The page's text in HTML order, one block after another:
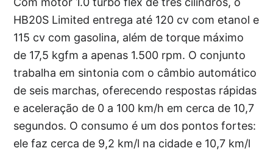
HB20S Limited entrega até 120 cv com etanol e
115 cv com gasolina, além de torque máximo
de 17,5 kgfm a apenas 1.500 rpm. O conjunto
trabalha em sintonia com o câmbio automático
de seis marchas, oferecendo respostas rápidas
e aceleração de 0 a 100 km/h em cerca de 10,7
segundos. O consumo é um dos pontos fortes:
ele faz cerca de 9,2 km/l na cidade e 10,7 km/l